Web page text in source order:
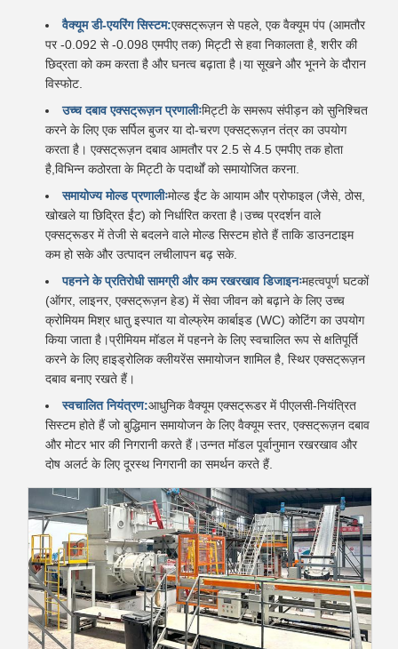
वैक्यूम डी-एयरिंग सिस्टम:एक्सट्रूज़न से पहले, एक वैक्यूम पंप (आमतौर
पर -0.092 से -0.098 एमपीए तक) मिट्टी से हवा निकालता है, शरीर की
छिद्रता को कम करता है और घनत्व बढ़ाता है।या सूखने और भूनने के दौरान
विस्फोट.
उच्च दबाव एक्सट्रूज़न प्रणालीःमिट्टी के समरूप संपीड़न को सुनिश्चित
करने के लिए एक सर्पिल बुजर या दो-चरण एक्सट्रूज़न तंत्र का उपयोग
करता है। एक्सट्रूज़न दबाव आमतौर पर 2.5 से 4.5 एमपीए तक होता
है,विभिन्न कठोरता के मिट्टी के पदार्थों को समायोजित करना.
समायोज्य मोल्ड प्रणालीःमोल्ड ईंट के आयाम और प्रोफाइल (जैसे, ठोस,
खोखले या छिद्रित ईंट) को निर्धारित करता है।उच्च प्रदर्शन वाले
एक्सट्रूडर में तेजी से बदलने वाले मोल्ड सिस्टम होते हैं ताकि डाउनटाइम
कम हो सके और उत्पादन लचीलापन बढ़ सके.
पहनने के प्रतिरोधी सामग्री और कम रखरखाव डिजाइनःमहत्वपूर्ण घटकों
(ऑगर, लाइनर, एक्सट्रूज़न हेड) में सेवा जीवन को बढ़ाने के लिए उच्च
क्रोमियम मिश्र धातु इस्पात या वोल्फ्रेम कार्बाइड (WC) कोटिंग का उपयोग
किया जाता है।प्रीमियम मॉडल में पहनने के लिए स्वचालित रूप से क्षतिपूर्ति
करने के लिए हाइड्रोलिक क्लीयरेंस समायोजन शामिल है, स्थिर एक्सट्रूज़न
दबाव बनाए रखते हैं।
स्वचालित नियंत्रण:आधुनिक वैक्यूम एक्सट्रूडर में पीएलसी-नियंत्रित
सिस्टम होते हैं जो बुद्धिमान समायोजन के लिए वैक्यूम स्तर, एक्सट्रूज़न दबाव
और मोटर भार की निगरानी करते हैं।उन्नत मॉडल पूर्वानुमान रखरखाव और
दोष अलर्ट के लिए दूरस्थ निगरानी का समर्थन करते हैं.